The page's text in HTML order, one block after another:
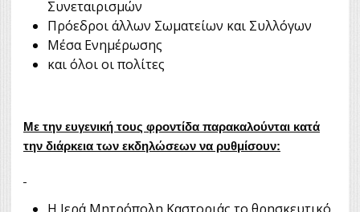
Συνεταιρισμών
Πρόεδροι άλλων Σωματείων και Συλλόγων
Μέσα Ενημέρωσης
και όλοι οι πολίτες
Με την ευγενική τους φροντίδα παρακαλούνται κατά
την διάρκεια των εκδηλώσεων να ρυθμίσουν: